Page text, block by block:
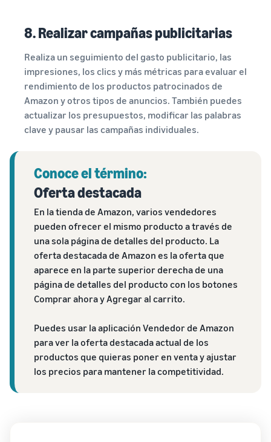
8. Realizar campañas publicitarias
Realiza un seguimiento del gasto publicitario, las
impresiones, los clics y más métricas para evaluar el
rendimiento de los productos patrocinados de
Amazon y otros tipos de anuncios. También puedes
actualizar los presupuestos, modificar las palabras
clave y pausar las campañas individuales.
Conoce el término:
Oferta destacada
En la tienda de Amazon, varios vendedores
pueden ofrecer el mismo producto a través de
una sola página de detalles del producto. La
oferta destacada de Amazon es la oferta que
aparece en la parte superior derecha de una
página de detalles del producto con los botones
Comprar ahora y Agregar al carrito.
Puedes usar la aplicación Vendedor de Amazon
para ver la oferta destacada actual de los
productos que quieras poner en venta y ajustar
los precios para mantener la competitividad.